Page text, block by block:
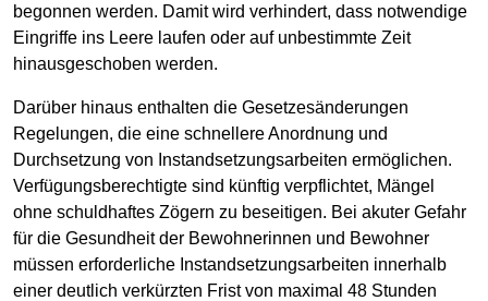
begonnen werden. Damit wird verhindert, dass notwendige
Eingriffe ins Leere laufen oder auf unbestimmte Zeit
hinausgeschoben werden.
Darüber hinaus enthalten die Gesetzesänderungen
Regelungen, die eine schnellere Anordnung und
Durchsetzung von Instandsetzungsarbeiten ermöglichen.
Verfügungsberechtigte sind künftig verpflichtet, Mängel
ohne schuldhaftes Zögern zu beseitigen. Bei akuter Gefahr
für die Gesundheit der Bewohnerinnen und Bewohner
müssen erforderliche Instandsetzungsarbeiten innerhalb
einer deutlich verkürzten Frist von maximal 48 Stunden